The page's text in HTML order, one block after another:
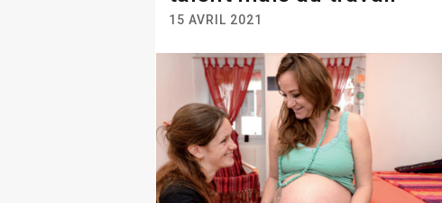
15 AVRIL 2021